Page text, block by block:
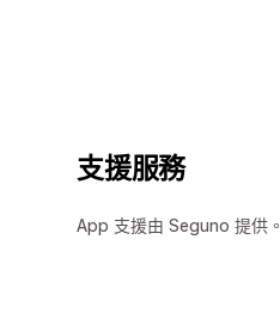
支援服務
App 支援由 Seguno 提供。